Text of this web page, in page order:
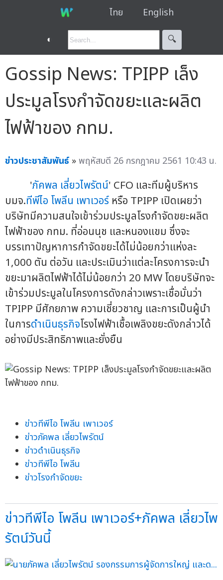
ไทย English
◐ 🔍︎
Gossip News: TPIPP เล็ง
ประมูลโรงกำจัดขยะและผลิต
ไฟฟ้าของ กทม.
ข่าวประชาสัมพันธ์ »พฤหัสบดี 26 กรกฎาคม 2561 10:43 น.
'ภัคพล เลี่ยวไพรัตน์' CFO และทีมผู้บริหาร
บมจ.ทีพีไอ โพลีน เพาเวอร์ หรือ TPIPP เปิดเผยว่า
บริษัทมีความสนใจเข้าร่วมประมูลโรงกำจัดขยะผลิต
ไฟฟ้าของ กทม. ที่อ่อนนุช และหนองแขม ซึ่งจะ
บรรเทาปัญหาการกำจัดขยะได้ไม่น้อยกว่าแห่งละ
1,000 ตัน ต่อวัน และประเมินว่าแต่ละโครงการจะนำ
ขยะมาผลิตไฟฟ้าได้ไม่น้อยกว่า 20 MW โดยบริษัทจะ
เข้าร่วมประมูลในโครงการดังกล่าวเพราะเชื่อมั่นว่า
TPIPP มีศักยภาพ ความเชี่ยวชาญ และการเป็นผู้นำ
ในการดำเนินธุรกิจโรงไฟฟ้าเชื้อเพลิงขยะดังกล่าวได้
อย่างมีประสิทธิภาพและยั่งยืน
ข่าวทีพีไอ โพลีน เพาเวอร์
ข่าวภัคพล เลี่ยวไพรัตน์
ข่าวดำเนินธุรกิจ
ข่าวทีพีไอ โพลีน
ข่าวโรงกำจัดขยะ
ข่าวทีพีไอ โพลีน เพาเวอร์+ภัคพล เลี่ยวไพ
รัตน์วันนี้